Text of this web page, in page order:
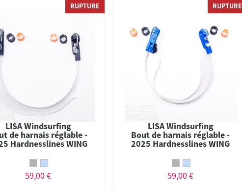
RUPTURE
LISA Windsurfing
de harnais réglable -
Hardnesslines WING
59,00 €
RUPTURE
LISA Windsurfing
Bout de harnais réglable -
2025 Hardnesslines WING
59,00 €